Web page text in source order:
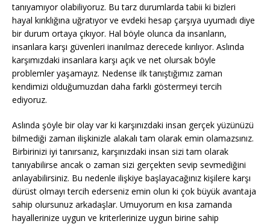
tanıyamıyor olabiliyoruz. Bu tarz durumlarda tabii ki bizleri
hayal kırıklığına uğratıyor ve evdeki hesap çarşıya uyumadı diye
bir durum ortaya çıkıyor. Hal böyle olunca da insanların,
insanlara karşı güvenleri inanılmaz derecede kırılıyor. Aslında
karşımızdaki insanlara karşı açık ve net olursak böyle
problemler yaşamayız. Nedense ilk tanıştığımız zaman
kendimizi olduğumuzdan daha farklı göstermeyi tercih
ediyoruz.
Aslında şöyle bir olay var ki karşınızdaki insan gerçek yüzünüzü
bilmediği zaman ilişkinizle alakalı tam olarak emin olamazsınız.
Birbirinizi iyi tanırsanız, karşınızdaki insan sizi tam olarak
tanıyabilirse ancak o zaman sizi gerçekten sevip sevmediğini
anlayabilirsiniz. Bu nedenle ilişkiye başlayacağınız kişilere karşı
dürüst olmayı tercih ederseniz emin olun ki çok büyük avantaja
sahip olursunuz arkadaşlar. Umuyorum en kısa zamanda
hayallerinize uygun ve kriterlerinize uygun birine sahip